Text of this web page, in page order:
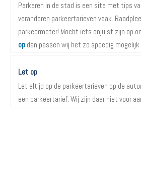
Parkeren in de stad is een site met tips
veranderen parkeertarieven vaak.
parkeermeter! Mocht iets onjuist zijn op
op dan passen wij het zo spoedig mogelijk
Let op
Let altijd op de parkeertarieven op de
een parkeertarief. Wij zijn daar niet voor